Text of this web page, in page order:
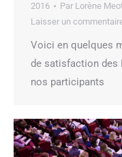
2016 Par Lorène
Laisser un
Voici en quelques
de satisfaction des
nos participants